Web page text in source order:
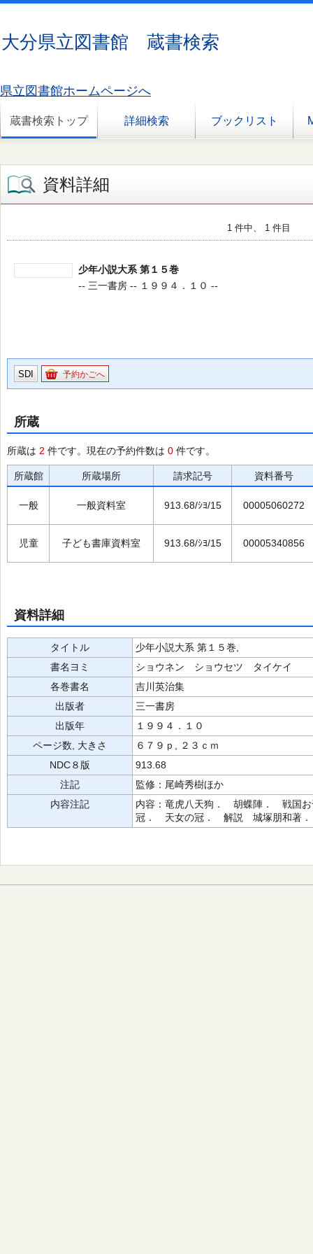
大分県立図書館 蔵書検索
県立図書館ホームページへ
蔵書検索トップ 詳細検索 ブックリスト
資料詳細
1 件中、 1 件目
少年小説大系 第１５巻
-- 三一書房 -- １９９４．１０ --
SDI 予約かごへ
所蔵
所蔵は 2 件です。現在の予約件数は 0 件です。
所蔵館 所蔵場所 請求記号 資料番号
一般 一般資料室 913.68/ｼﾖ/15 00005060272
児童 子ども書庫資料室 913.68/ｼﾖ/15 00005340856
資料詳細
タイトル
少年小説大系 第１５巻,
書名ヨミ
ショウネン ショウセツ タイケイ
各巻書名
吉川英治集
出版者
三一書房
出版年
１９９４．１０
ページ数, 大きさ
６７９ｐ, ２３ｃｍ
NDC８版
913.68
注記
監修：尾崎秀樹ほか
内容注記
内容：竜虎八天狗． 胡蝶陣． 戦国
冠． 天女の冠． 解説 城塚朋和著．